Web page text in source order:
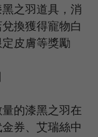
黑之羽道具，消
換獲得寵物白
皮膚等獎勵
量的漆黑之羽在
券、艾瑞絲中